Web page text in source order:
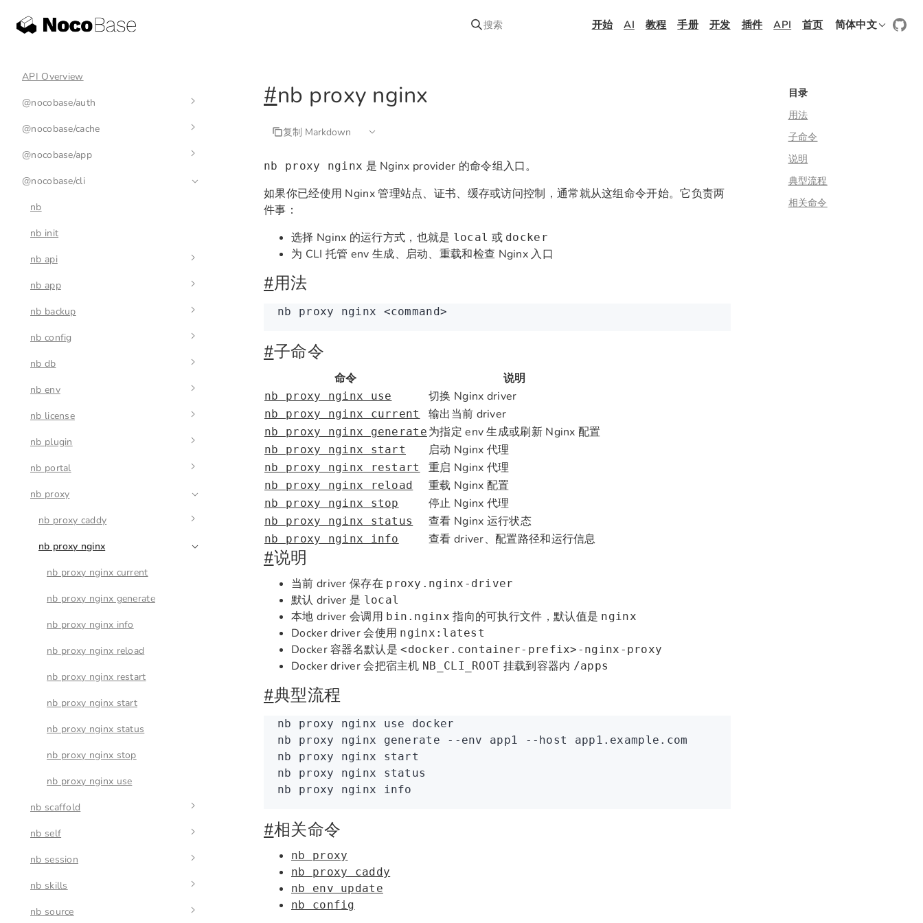
搜索 开始 AI 教程 手册 开发 插件 API 首页 简体中文
API Overview
@nocobase/auth
auth-manager
auth
base-auth
@nocobase/cache
cache-manager
cache
@nocobase/app
env
@nocobase/cli
nb
nb init
nb api
nb api resource
nb api resource create
nb api resource destroy
nb api resource get
nb api resource list
nb api resource query
nb api resource update
nb api 动态命令
nb app
nb app autostart
nb app autostart enable
nb app autostart disable
nb app autostart list
nb app autostart run
nb app logs
nb app restart
nb app start
nb app stop
nb app upgrade
nb backup
nb backup create
nb backup restore
nb config
nb config delete
nb config get
nb config list
nb config set
nb db
nb db check
nb db logs
nb db ps
nb db start
nb db stop
nb env
nb env add
nb env auth
nb env current
nb env info
nb env list
nb env remove
nb env status
nb env update
nb env use
nb license
nb license activate
nb license id
nb license plugins
nb license plugins clean
nb license plugins list
nb license plugins sync
nb license status
nb plugin
nb plugin import
nb plugin disable
nb plugin enable
nb plugin list
nb portal
nb portal config
nb portal create
nb portal deploy
nb portal destroy
nb portal dev
nb portal info
nb portal list
nb portal pull
nb portal push
nb proxy
nb proxy caddy
nb proxy caddy current
nb proxy caddy generate
nb proxy caddy info
nb proxy caddy reload
nb proxy caddy restart
nb proxy caddy start
nb proxy caddy status
nb proxy caddy stop
nb proxy caddy use
nb proxy nginx
nb proxy nginx current
nb proxy nginx generate
nb proxy nginx info
nb proxy nginx reload
nb proxy nginx restart
nb proxy nginx start
nb proxy nginx status
nb proxy nginx stop
nb proxy nginx use
nb scaffold
nb scaffold migration
nb scaffold plugin
nb self
nb self check
nb self update
nb session
nb session id
nb session remove
nb skills
nb skills check
nb source
#nb proxy nginx
复制 Markdown
nb proxy nginx 是 Nginx provider 的命令组入口。
如果你已经使用 Nginx 管理站点、证书、缓存或访问控制，通常就从这组命令开始。它负责两
件事：
选择 Nginx 的运行方式，也就是 local 或 docker
为 CLI 托管 env 生成、启动、重载和检查 Nginx 入口
#用法
nb proxy nginx <command>
#子命令
命令 说明
nb proxy nginx use 切换 Nginx driver
nb proxy nginx current 输出当前 driver
nb proxy nginx generate 为指定 env 生成或刷新 Nginx 配置
nb proxy nginx start 启动 Nginx 代理
nb proxy nginx restart 重启 Nginx 代理
nb proxy nginx reload 重载 Nginx 配置
nb proxy nginx stop 停止 Nginx 代理
nb proxy nginx status 查看 Nginx 运行状态
nb proxy nginx info 查看 driver、配置路径和运行信息
#说明
当前 driver 保存在 proxy.nginx-driver
默认 driver 是 local
本地 driver 会调用 bin.nginx 指向的可执行文件，默认值是 nginx
Docker driver 会使用 nginx:latest
Docker 容器名默认是<docker.container-prefix>-nginx-proxy
Docker driver 会把宿主机 NB_CLI_ROOT 挂载到容器内 /apps
#典型流程
nb proxy nginx use docker
nb proxy nginx generate --env app1 --host
app1.example.com
nb proxy nginx start
nb proxy nginx status
nb proxy nginx info
#相关命令
nb proxy
nb proxy caddy
nb env update
nb config
目录
用法
子命令
说明
典型流程
相关命令